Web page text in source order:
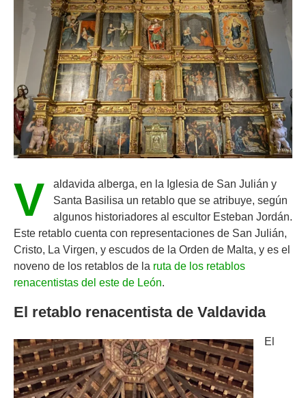
V
aldavida alberga, en la Iglesia de San Julián y
Santa Basilisa un retablo que se atribuye, según
algunos historiadores al escultor Esteban Jordán.
Este retablo cuenta con representaciones de San Julián,
Cristo, La Virgen, y escudos de la Orden de Malta, y es el
noveno de los retablos de la ruta de los retablos
renacentistas del este de León.
El retablo renacentista de Valdavida
El